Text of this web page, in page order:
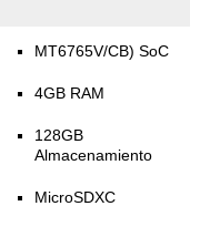
MT6765V/CB) SoC
4GB RAM
128GB
Almacenamiento
MicroSDXC